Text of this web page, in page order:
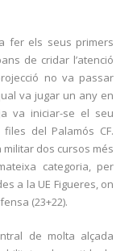
fer els seus primers
de cridar l’atenció
no va passar
va jugar un any en
va iniciar-se el seu
del Palamós CF.
dos cursos més
categoria, per
a la UE Figueres, on
(23+22).
de molta alçada